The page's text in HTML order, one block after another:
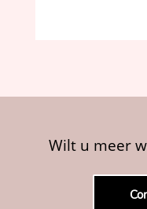
Wilt u meer